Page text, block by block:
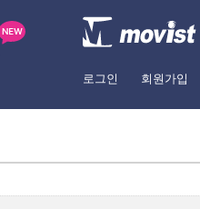
로그인 회원가입